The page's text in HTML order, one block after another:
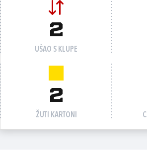
2
UŠAO S KLUPE
2
ŽUTI KARTONI